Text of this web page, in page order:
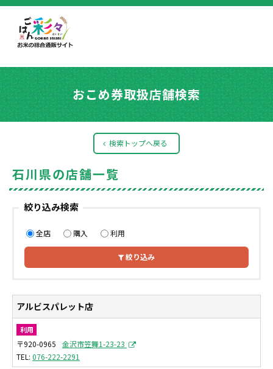
おこめ券取扱店舗検索
検索トップへ戻る
石川県の店舗一覧
絞り込み検索
全店 購入 利用
絞り込み
アルビスパレット店
利用
〒920-0965
金沢市笠舞1-23-23
076-222-2291